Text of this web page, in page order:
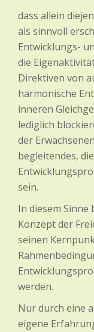
dass allein
als sinnvoll
Entwicklungs-
die
Direktiven von
harmonische
inneren
lediglich
der
begleitendes,
sein.
In diesem Sinne
Konzept der
seinen
werden.
Nur durch eine
eigene